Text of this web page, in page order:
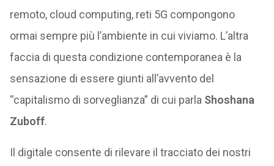
remoto, cloud computing, reti 5G compongono
ormai sempre più l’ambiente in cui viviamo. L’altra
faccia di questa condizione contemporanea è la
sensazione di essere giunti all’avvento del
“capitalismo di sorveglianza” di cui parla Shoshana
Zuboff.
Il digitale consente di rilevare il tracciato dei nostri